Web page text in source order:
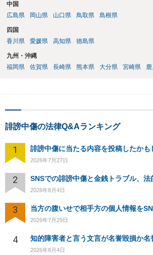
中国
広島県
岡山県 山口県 鳥取県 島根県
四国
香川県
愛媛県 高知県 徳島県
九州・沖縄
福岡県
佐賀県 長崎県 熊本県 大分県 宮崎県
誹謗中傷の法律Q&Aランキング
1
2026年7月27日
2 SNSでの誹謗中傷と金銭トラブル、法
2026年8月4日
3
2026年7月29日
4
2026年8月4日